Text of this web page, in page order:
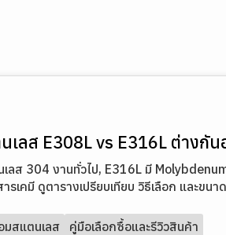
เลส E308L vs E316L ต่างกัน
เลส 304 งานทั่วไป, E316L มี
ารเคมี ดูตารางเปรียบเทียบ วิธีเลือก และขนา
มสแตนเลส
คู่มือเลือกซื้อและรีวิวสินค้า